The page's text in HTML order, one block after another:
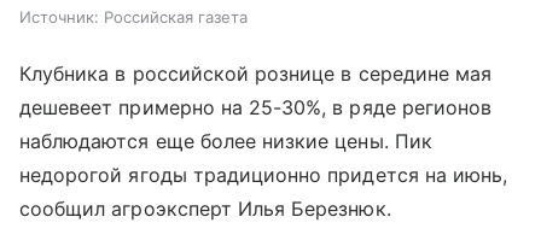
Источник: Российская газета
Клубника в российской рознице в середине мая
дешевеет примерно на 25-30%, в ряде регионов
наблюдаются еще более низкие цены. Пик
недорогой ягоды традиционно придется на июнь,
сообщил агроэксперт Илья Березнюк.